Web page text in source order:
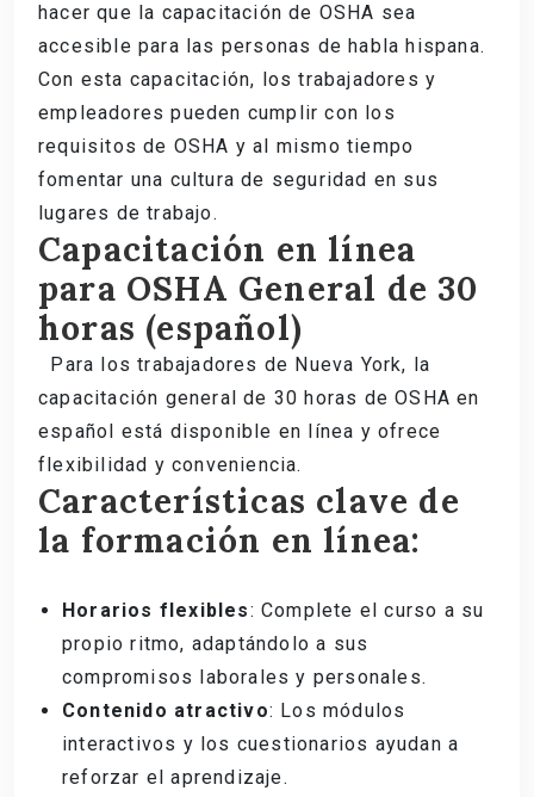
hacer que la capacitación de OSHA sea
accesible para las personas de habla hispana.
Con esta capacitación, los trabajadores y
empleadores pueden cumplir con los
requisitos de OSHA y al mismo tiempo
fomentar una cultura de seguridad en sus
lugares de trabajo.
Capacitación en línea
para OSHA General de 30
horas (español)
Para los trabajadores de Nueva York, la
capacitación general de 30 horas de OSHA en
español está disponible en línea y ofrece
flexibilidad y conveniencia.
Características clave de
la formación en línea:
Horarios flexibles: Complete el curso a su
propio ritmo, adaptándolo a sus
compromisos laborales y personales.
Contenido atractivo: Los módulos
interactivos y los cuestionarios ayudan a
reforzar el aprendizaje.